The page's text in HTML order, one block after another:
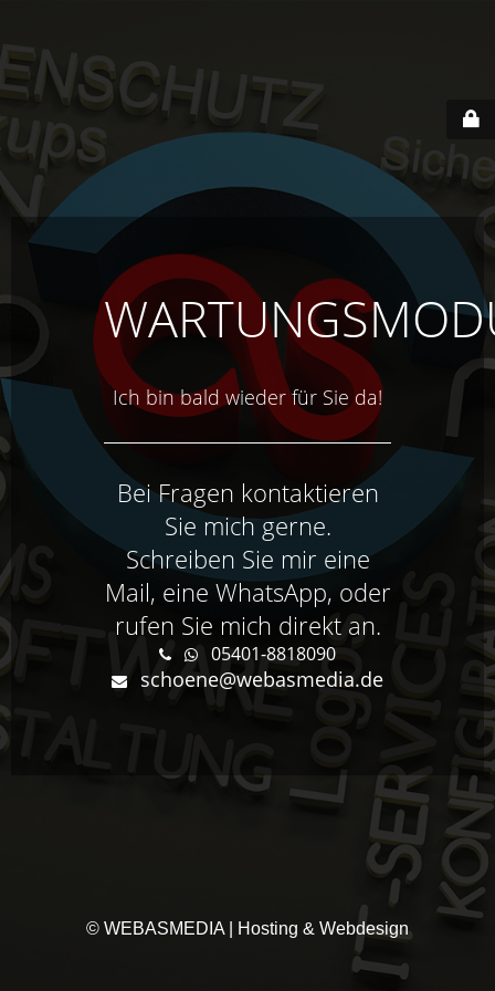
Ich bin bald wieder für Sie da!
Bei Fragen kontaktieren
Sie mich gerne.
Schreiben Sie mir eine
Mail, eine WhatsApp, oder
rufen Sie mich direkt an.
05401-8818090
schoene@webasmedia.de
© WEBASMEDIA | Hosting & Webdesign